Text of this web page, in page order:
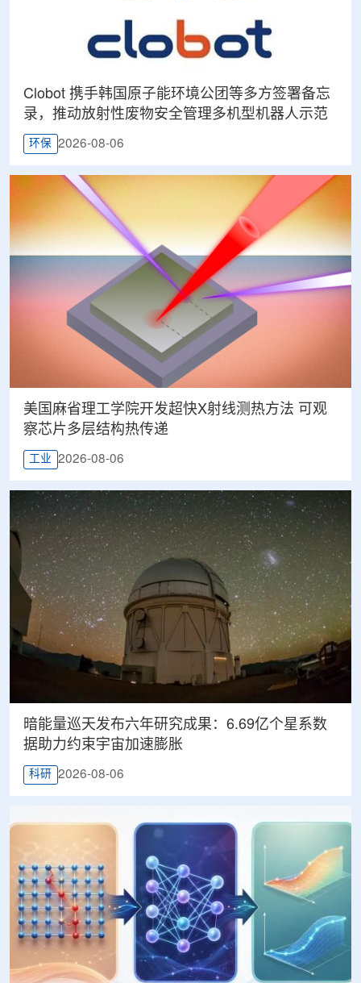
Clobot 携手韩国原子能环境公团等多方签署备忘
录，推动放射性废物安全管理多机型机器人示范
环保 2026-08-06
美国麻省理工学院开发超快X射线测热方法 可观
察芯片多层结构热传递
工业 2026-08-06
暗能量巡天发布六年研究成果：6.69亿个星系数
据助力约束宇宙加速膨胀
科研 2026-08-06